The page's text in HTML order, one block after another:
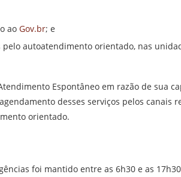
ao Gov.br; e
pelo autoatendimento orientado, nas
Espontâneo em razão de sua
desses serviços pelos canais
orientado.
foi mantido entre as 6h30 e as